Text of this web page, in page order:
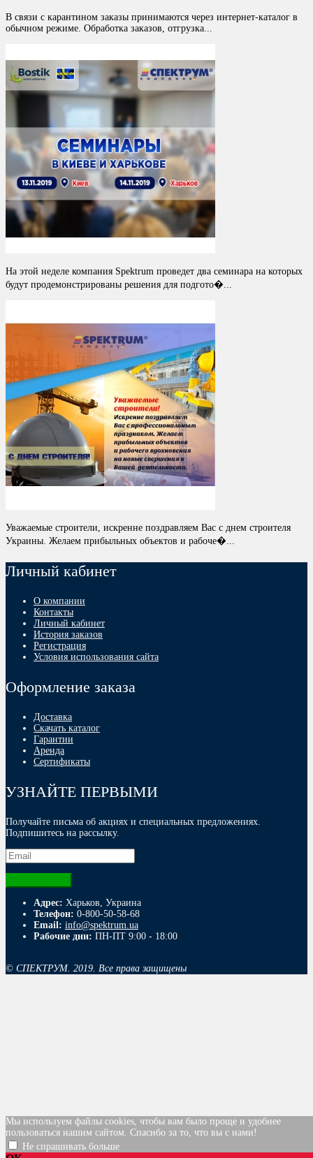
Мы используем файлы cookies, чтобы вам было проще и удобнее
пользоваться нашим сайтом. Спасибо за то, что вы с нами!
Не спрашивать больше
В связи с карантином заказы принимаются через интернет-каталог в
обычном режиме. Обработка заказов, отгрузка...
На этой неделе компания Spektrum проведет два семинара на которых
будут продемонстрированы решения для подгото�...
Уважаемые строители, искренне поздравляем Вас с днем строителя
Украины. Желаем прибыльных объектов и рабоче�...
Личный кабинет
О компании
Контакты
Личный кабинет
История заказов
Регистрация
Условия использования сайта
Оформление заказа
Доставка
Скачать каталог
Гарантии
Аренда
Сертификаты
УЗНАЙТЕ ПЕРВЫМИ
Получайте письма об акциях и специальных предложениях.
Подпишитесь на рассылку.
Адрес: Харьков, Украина
Телефон: 0-800-50-58-68
Email: info@spektrum.ua
Рабочие дни: ПН-ПТ 9:00 - 18:00
© СПЕКТРУМ. 2019. Все права защищены